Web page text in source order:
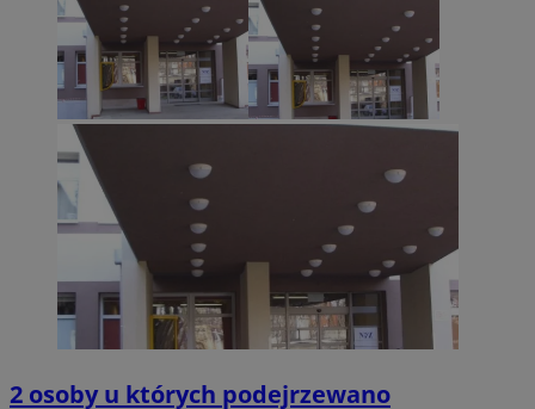
2 osoby u których podejrzewano